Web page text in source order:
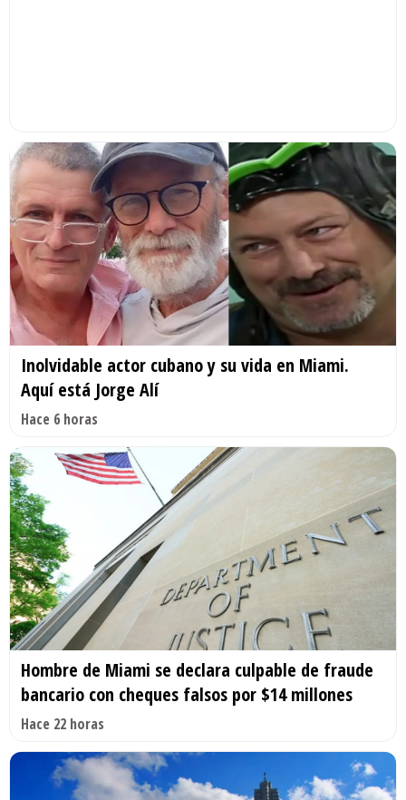
Inolvidable actor cubano y su vida en Miami.
Aquí está Jorge Alí
Hace 6 horas
Hombre de Miami se declara culpable de fraude
bancario con cheques falsos por $14 millones
Hace 22 horas